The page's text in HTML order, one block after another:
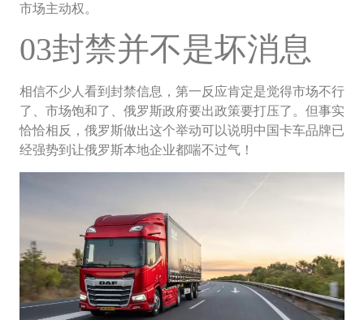
市场主动权。
03封禁并不是坏消息
相信不少人看到封禁信息，第一反应肯定是觉得市场不行
了、市场饱和了、俄罗斯政府要出政策要打压了。但事实
恰恰相反，俄罗斯做出这个举动可以说明中国卡车品牌已
经强势到让俄罗斯本地企业都喘不过气！